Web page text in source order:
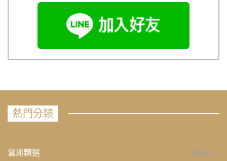
熱門分類
當期精選 658